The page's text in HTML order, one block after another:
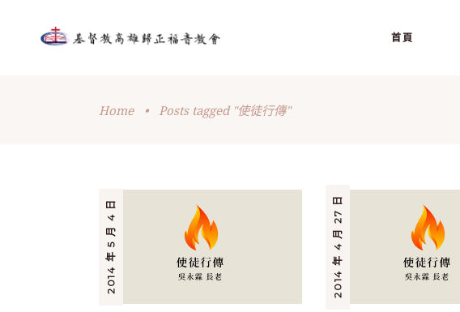
首頁
Home • Posts tagged "使徒行傳"
2014 年 5 月 4 日 2014 年 4 月 27 日